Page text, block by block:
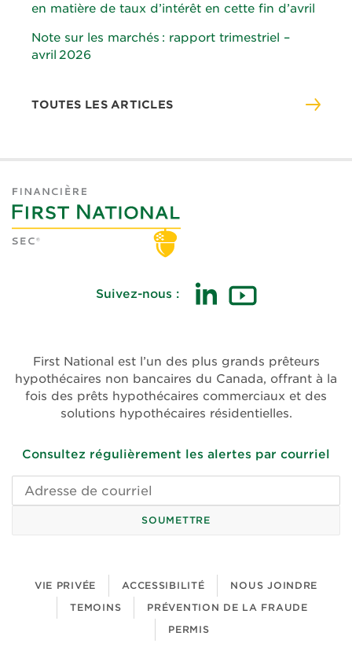
en matière de taux d’intérêt en cette fin d’avril
Note sur les marchés : rapport trimestriel –
avril 2026
TOUTES LES ARTICLES
Suivez-nous :
nouvelle
fenêtre)
nouvelle
fenêtre)
First National est l’un des plus grands prêteurs
hypothécaires non bancaires du Canada, offrant à la
fois des prêts hypothécaires commerciaux et des
solutions hypothécaires résidentielles.
Consultez régulièrement les alertes par courriel
Adresse
de
SOUMETTRE
VIE PRIVÉE ACCESSIBILITÉ
NOUS JOINDRE
TEMOINS
PRÉVENTION DE LA FRAUDE
PERMIS